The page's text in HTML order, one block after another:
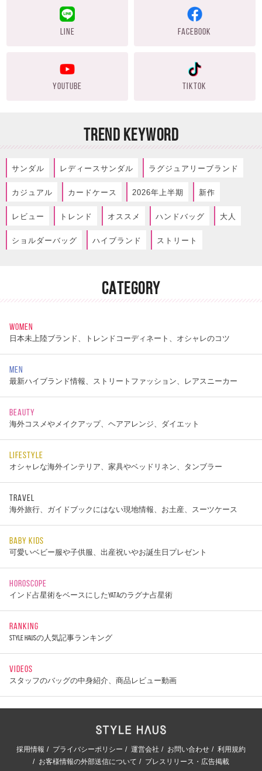
LINE FACEBOOK
YOUTUBE TIKTOK
TREND KEYWORD
サンダル レディースサンダル ラグジュアリーブランド
カジュアル カードケース 2026年上半期 新作
レビュー トレンド オススメ ハンドバッグ 大人
ショルダーバッグ ハイブランド ストリート
CATEGORY
WOMEN
日本未上陸ブランド、トレンドコーディネート、オシャレのコツ
MEN
最新ハイブランド情報、ストリートファッション、レアスニーカー
BEAUTY
海外コスメやメイクアップ、ヘアアレンジ、ダイエット
LIFESTYLE
オシャレな海外インテリア、家具やベッドリネン、タンブラー
TRAVEL
海外旅行、ガイドブックにはない現地情報、お土産、スーツケース
BABY KIDS
可愛いベビー服や子供服、出産祝いやお誕生日プレゼント
HOROSCOPE
インド占星術をベースにしたYATAのラグナ占星術
RANKING
STYLE HAUSの人気記事ランキング
VIDEOS
スタッフのバッグの中身紹介、商品レビュー動画
採用情報 プライバシーポリシー 運営会社 お問い合わせ
利用規約
お客様情報の外部送信について
プレスリリース・広告掲載